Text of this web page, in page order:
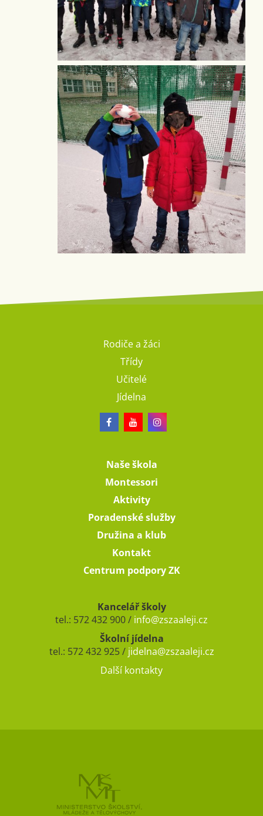
Rodiče a žáci
Třídy
Učitelé
Jídelna
Naše škola
Montessori
Aktivity
Poradenské služby
Družina a klub
Kontakt
Centrum podpory ZK
Kancelář školy
tel.: 572 432 900 / info@zszaaleji.cz
Školní jídelna
tel.: 572 432 925 / jidelna@zszaaleji.cz
Další kontakty